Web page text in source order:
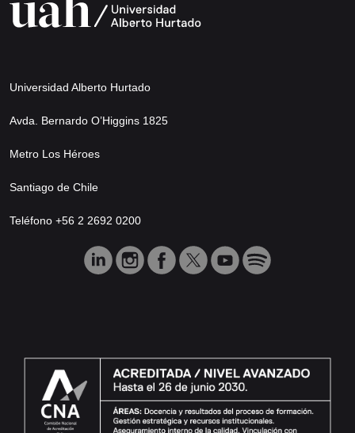
Universidad Alberto Hurtado
Avda. Bernardo O’Higgins 1825
Metro Los Héroes
Santiago de Chile
Teléfono +56 2 2692 0200